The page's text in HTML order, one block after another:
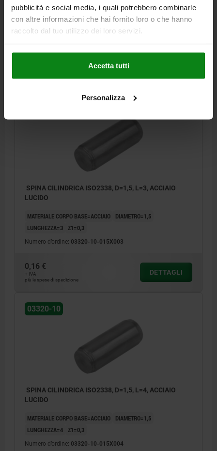
pubblicità e social media, i quali potrebbero combinarle
con altre informazioni che hai fornito loro o che hanno
raccolto dal tuo utilizzo dei loro servizi.
Accetta tutti
Personalizza
MATERIALE CORPO BASE=ACCIAIO
DIAMETRO=1
più le spese di spedizione
SPINA CILINDRICA ISO2338, D=1,5, L=3, ACCIAIO
LUCIDO
MATERIALE CORPO BASE=ACCIAIO
DIAMETRO=1,5
LUNGHEZZA=3 Z1=0,3
Numero d’ordine: 03320-10-015X003
0,16 €
+ IVA
più le spese di spedizione
DETTAGLI
03320-10
SPINA CILINDRICA ISO2338, D=1,5, L=4, ACCIAIO
LUCIDO
MATERIALE CORPO BASE=ACCIAIO
DIAMETRO=1,5
LUNGHEZZA=4 Z1=0,3
Numero d’ordine: 03320-10-015X004